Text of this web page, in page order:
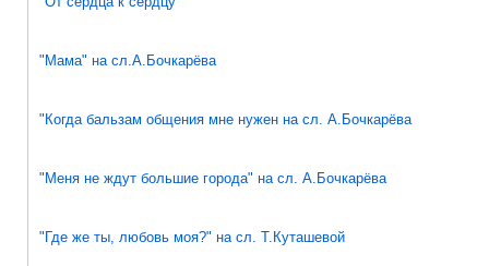
"Мама" на сл.А.Бочкарёва
"Когда бальзам общения мне нужен на сл. А.Бочкарёва
"Меня не ждут большие города" на сл. А.Бочкарёва
"Где же ты, любовь моя?" на сл. Т.Куташевой